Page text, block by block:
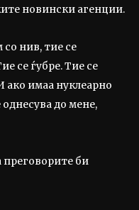
новински агенции.
со нив, тие се
се ѓубре. Тие се
ако имаа нуклеарно
до мене,
би